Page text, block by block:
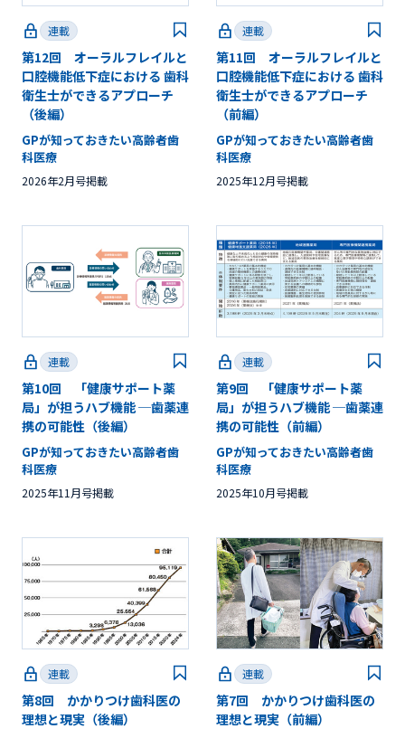
連載
第12回 オーラルフレイルと
口腔機能低下症における 歯科
衛生士ができるアプローチ
（後編）
GPが知っておきたい高齢者歯
科医療
2026年2月号掲載
連載
第11回 オーラルフレイルと
口腔機能低下症における 歯科
衛生士ができるアプローチ
（前編）
GPが知っておきたい高齢者歯
科医療
2025年12月号掲載
連載
第10回 「健康サポート薬
局」が担うハブ機能 ─歯薬連
携の可能性（後編）
GPが知っておきたい高齢者歯
科医療
2025年11月号掲載
連載
第9回 「健康サポート薬
局」が担うハブ機能 ─歯薬連
携の可能性（前編）
GPが知っておきたい高齢者歯
科医療
2025年10月号掲載
連載
第8回 かかりつけ歯科医の
理想と現実（後編）
連載
第7回 かかりつけ歯科医の
理想と現実（前編）